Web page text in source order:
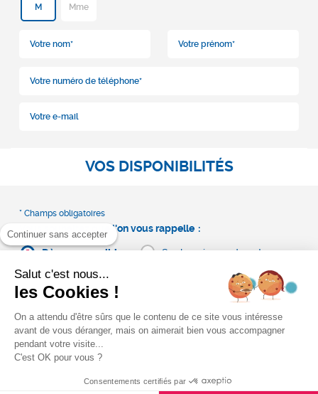
M Mme
VOS DISPONIBILITÉS
Vous souhaitez que l'on vous rappelle
Dès que possible
Sur le créneau de votre
Continuer sans accepter
Salut c'est nous...
les Cookies !
On a attendu d'être sûrs que le contenu de ce site vous intéresse
avant de vous déranger, mais on aimerait bien vous accompagner
pendant votre visite...
C'est OK pour vous ?
Consentements certifiés par